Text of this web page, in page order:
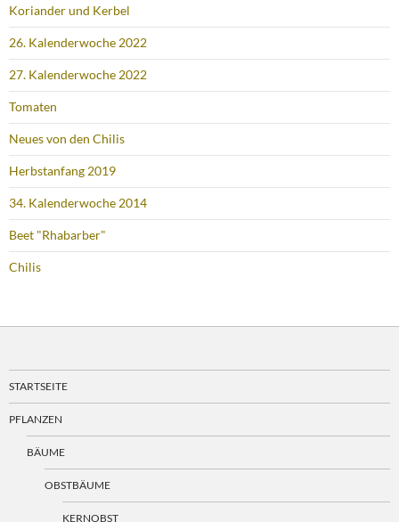
Koriander und Kerbel
26. Kalenderwoche 2022
27. Kalenderwoche 2022
Tomaten
Neues von den Chilis
Herbstanfang 2019
34. Kalenderwoche 2014
Beet "Rhabarber"
Chilis
STARTSEITE
PFLANZEN
BÄUME
OBSTBÄUME
KERNOBST